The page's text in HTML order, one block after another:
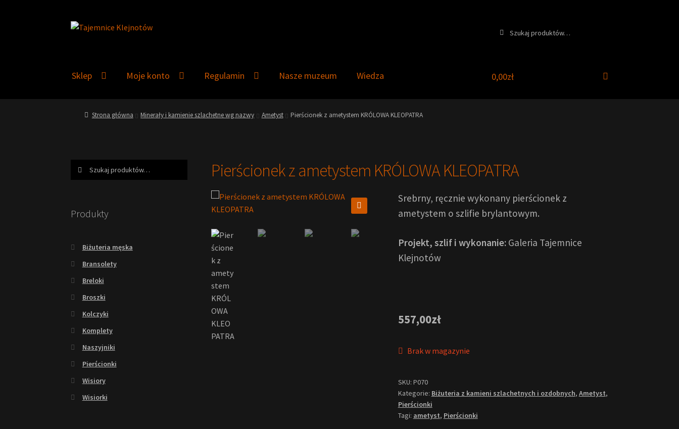
Przejdź
Przejdź
Sklep Moje konto Regulamin Nasze muzeum Wiedza 0,00zł
Strona główna Minerały i kamienie szlachetne wg nazwy Ametyst Pierścionek z ametystem KRÓLOWA KLEOPATRA
Pierścionek z ametystem KRÓLOWA KLEOPATRA
Srebrny, ręcznie wykonany pierścionek z
ametystem o szlifie brylantowym.
Projekt, szlif i wykonanie:Galeria Tajemnice
Klejnotów
557,00zł
Brak w magazynie
SKU: P070
Kategorie: Biżuteria z kamieni szlachetnych i ozdobnych, Ametyst,
Pierścionki
Tagi: ametyst, Pierścionki
Produkty
Biżuteria męska
Bransolety
Breloki
Broszki
Kolczyki
Komplety
Naszyjniki
Pierścionki
Wisiory
Wisiorki